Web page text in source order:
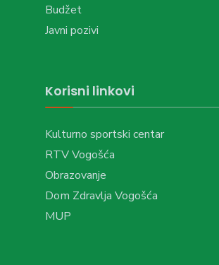
Budžet
Javni pozivi
Korisni linkovi
Kulturno sportski centar
RTV Vogošća
Obrazovanje
Dom Zdravlja Vogošća
MUP